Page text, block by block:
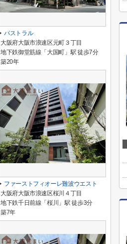
パストラル
大阪府大阪市浪速区元町３丁目
地下鉄御堂筋線「大国町」駅 徒歩7分
築20年
ファーストフィオーレ難波ウエスト
大阪府大阪市浪速区桜川４丁目
地下鉄千日前線「桜川」駅 徒歩3分
築7年